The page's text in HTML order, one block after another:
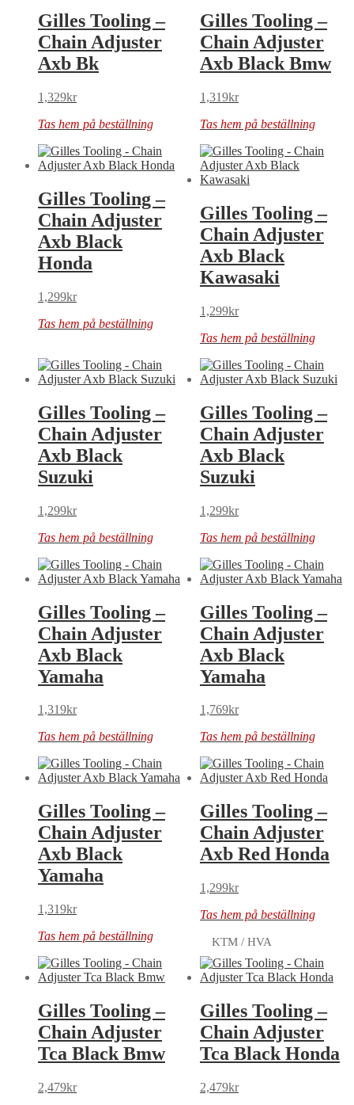
Gilles Tooling –
Chain Adjuster
Axb Bk
1,329kr
Tas hem på beställning
Gilles Tooling –
Chain Adjuster
Axb Black Bmw
1,319kr
Tas hem på beställning
Gilles Tooling –
Chain Adjuster
Axb Black
Honda
1,299kr
Tas hem på beställning
Gilles Tooling –
Chain Adjuster
Axb Black
Kawasaki
1,299kr
Tas hem på beställning
Gilles Tooling –
Chain Adjuster
Axb Black
Suzuki
1,299kr
Tas hem på beställning
Gilles Tooling –
Chain Adjuster
Axb Black
Suzuki
1,299kr
Tas hem på beställning
Gilles Tooling –
Chain Adjuster
Axb Black
Yamaha
1,319kr
Tas hem på beställning
Gilles Tooling –
Chain Adjuster
Axb Black
Yamaha
1,769kr
Tas hem på beställning
Gilles Tooling –
Chain Adjuster
Axb Black
Yamaha
1,319kr
Tas hem på beställning
Gilles Tooling –
Chain Adjuster
Axb Red Honda
1,299kr
Tas hem på beställning
Gilles Tooling –
Chain Adjuster
Tca Black Bmw
2,479kr
Gilles Tooling –
Chain Adjuster
Tca Black Honda
2,479kr
KTM / HVA